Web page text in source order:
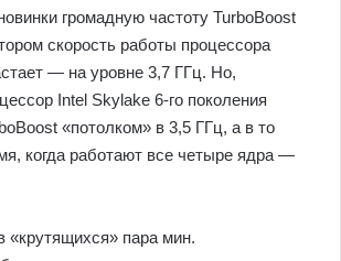
громадную частоту TurboBoost
скорость работы процессора
— на уровне 3,7 ГГц. Но,
Intel Skylake 6-го поколения
«потолком» в 3,5 ГГц, а в то
когда работают все четыре ядра —
«крутящихся» пара мин.